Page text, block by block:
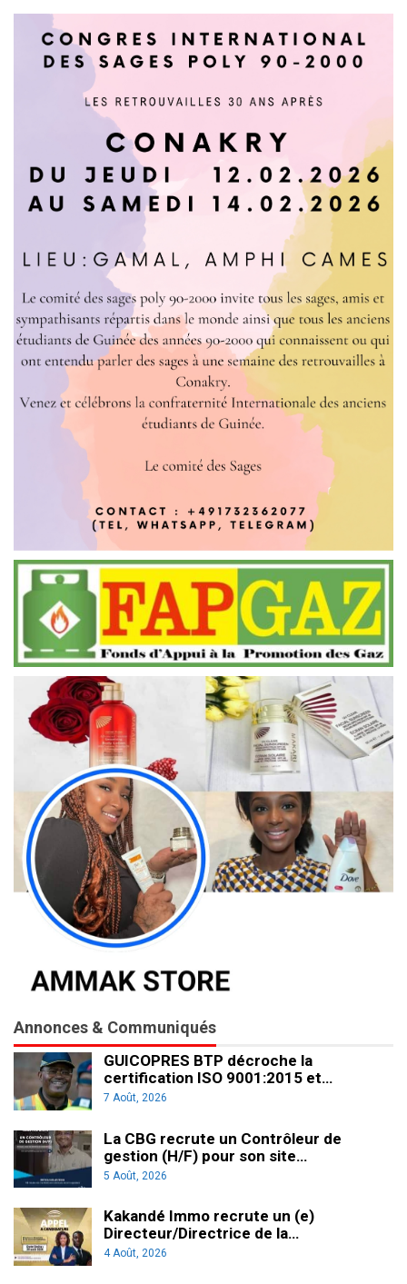
Annonces & Communiqués
GUICOPRES BTP décroche la
certification ISO 9001:2015 et…
7 Août, 2026
La CBG recrute un Contrôleur de
gestion (H/F) pour son site…
5 Août, 2026
Kakandé Immo recrute un (e)
Directeur/Directrice de la…
4 Août, 2026